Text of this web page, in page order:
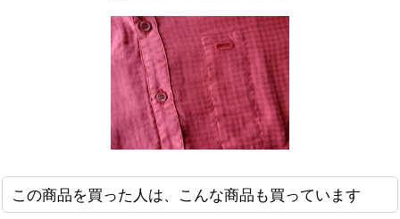
この商品を買った人は、こんな商品も買っています